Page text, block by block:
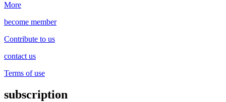
More
become member
Contribute to us
contact us
Terms of use
subscription